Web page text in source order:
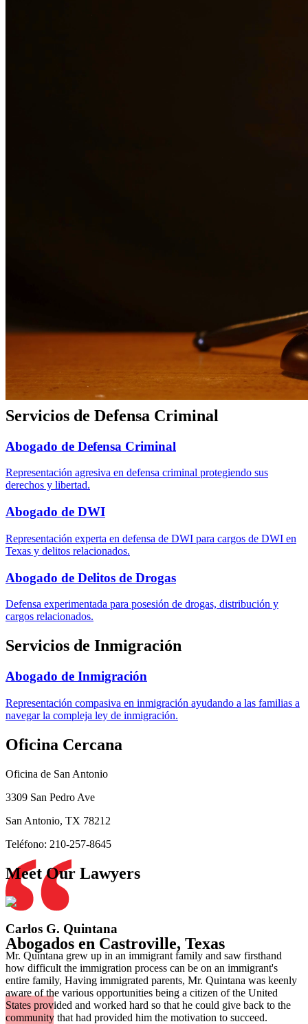
Abogados en Castroville, Texas
Abogado de Manutención Infantil
Representación experimentada para asuntos de manutención infantil,
modificaciones y cumplimiento.
Servicios de Defensa Criminal
Abogado de Defensa Criminal
Representación agresiva en defensa criminal protegiendo sus
derechos y libertad.
Abogado de DWI
Representación experta en defensa de DWI para cargos de DWI en
Texas y delitos relacionados.
Abogado de Delitos de Drogas
Defensa experimentada para posesión de drogas, distribución y
cargos relacionados.
Servicios de Inmigración
Abogado de Inmigración
Representación compasiva en inmigración ayudando a las familias a
navegar la compleja ley de inmigración.
Oficina Cercana
Oficina de San Antonio
3309 San Pedro Ave
San Antonio, TX 78212
Teléfono: 210-257-8645
Meet Our Lawyers
Carlos G. Quintana
Mr. Quintana grew up in an immigrant family and saw firsthand
how difficult the immigration process can be on an immigrant's
entire family, Having immigrated parents, Mr. Quintana was keenly
aware of the various opportunities being a citizen of the United
States provided and worked hard so that he could give back to the
community that had provided him the motivation to succeed.